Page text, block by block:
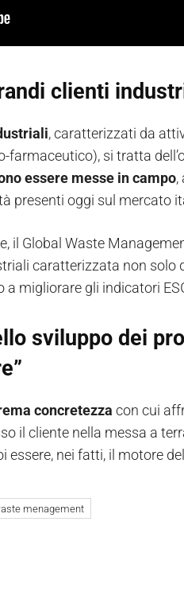
clienti
, caratterizzati da
si tratta
essere messe in campo,
presenti oggi sul mercato
il Global Waste
caratterizzata non
migliorare gli indicatori
sviluppo dei
concretezza con cui
il cliente nella messa a
nei fatti, il motore
menagement